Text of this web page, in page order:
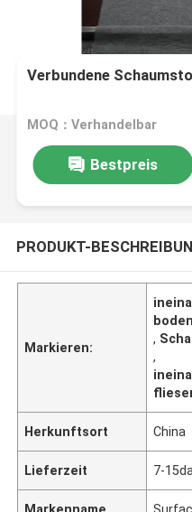
Verbundene
MOQ：Verhandelbar
Bestpreis
PRODUKT-
Markieren:
,
,
Herkunftsort China
Lieferzeit 7-
Markenname